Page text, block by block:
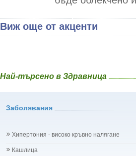
Виж още от акценти
Най-търсено в Здравница
Заболявания
Хипертония - високо кръвно налягане
Кашлица